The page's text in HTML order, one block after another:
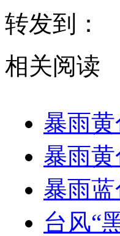
转发到：
相关阅读
暴雨
暴雨
暴雨
台风“